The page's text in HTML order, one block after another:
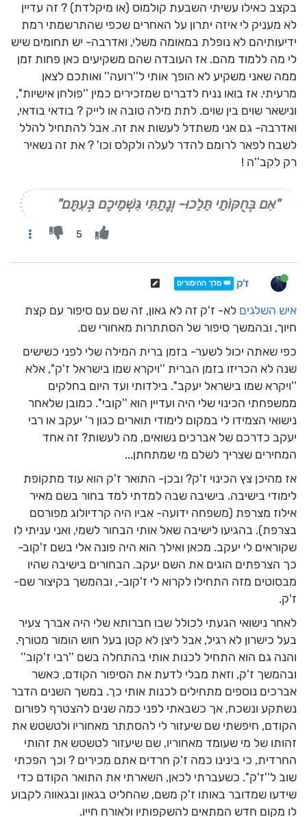
בקצב כאילו עשיתי השבעת קולמוס (או מיקלדת) ? זה עדיין
לא מעניק לי איזה יתרון על האחרים שכפי שהתרשמתי רמת
ידיעותיהם לא נופלת במאומה משלי, ואדרבה- יש תחומים שיש
לי מה ללמוד מהם. אז העובדה שהם משקיעים כאן פחות זמן
ממה שאני משקיע לא הופך אותי ל''רועה'' ואותכם לצאן
מרעיתי. אז בואו נניח לדברים שמזכירים כמין ''פולחן אישיות'',
ונישאר שוים בין שוים. לתת מילה טובה או לייק ? בודאי בודאי,
ואדרבה- גם אני משתדל לעשות את זה. אבל להתחיל להלל
לשבח לפאר לרומם להדר לעלה ולקלס וכו' ? את זה נשאיר
רק לקב''ה !
"אִם בְּחֻקּוֹתַי תֵּלֵכוּ- וְנָתַתִּי גִּשְׁמֵיכֶם בְּעִתָּם"
5
ז'ק 👑 מלך ההימורים
איש השלגים לא- ז'ק זה לא גאון, זה שם עם סיפור עם קצת
חיוך, ובהמשך סיפור של הסתתרות מאחורי שם.
כפי שאתה יכול לשער- בזמן ברית המילה שלי לפני כשישים
שנה לא הכריזו בזמן הברית ''ויקרא שמו בישראל ז'ק'', אלא
''ויקרא שמו בישראל יעקב''. בילדותי ועד היום בחלקים
ממשפחתי הכינוי שלי היה ועדיין הוא ''קובי''. כמובן שלאחר
נישואי הצמידו לי במקום לימודי תוארים כגון ר' יעקב או רבי
יעקב כדרכם של אברכים נשואים, מה לעשות? זה אחד
המחירים שצריך לשלם מי שמתחתן...
אז מהיכן צץ הכינוי ז'ק? ובכן- התואר ז'ק הוא עוד מתקופת
לימודי בישיבה. בישיבה שבה למדתי למד בחור בשם מאיר
אילוז מצרפת (משפחה ידועה- אביו היה קרדיולוג מפורסם
בצרפת). בהגיעו לישיבה שאל אותי הבחור לשמי, ואני עניתי לו
שקוראים לי יעקב. מכאן ואילך הוא היה פונה אלי בשם ז'קוב-
כך הצרפתים הוגים את השם יעקב. הבחורים בישיבה שהיו
מבסוטים מזה התחילו לקרוא לי ז'קוב-, ובהמשך בקיצור שם-
ז'ק.
לאחר נישואי הגעתי לכולל שבו חברותא שלי היה אברך צעיר
בעל כישרון לא רגיל, אבל ליצן לא קטן בעל חוש הומור מטורף.
והנה גם הוא התחיל לכנות אותי בהתחלה בשם ''רבי ז'קוב''
ובהמשך ז'ק, וזאת מבלי לדעת את הסיפור הקודם, כאשר
אברכים נוספים מתחילים לכנות אותי כך. במשך השנים הדבר
נשתקע ונשכח, אך כשבאתי לפני כמה שנים להצטרף לפורום
הקודם, חיפשתי שם שיעזור לי להסתתר מאחוריו ולטשטש את
זהותו של מי שעומד מאחוריו, שם שיעזור לטשטש את זהותי
החרדית, כי בינינו כמה ז'ק חרדים אתם מכירים ? וכך הפכתי
שוב ל''ז'ק''. כשעברתי לכאן, השארתי את התואר הקודם כדי
שידעו שמדובר באותו ז'ק משם, שהחליט בגאון ובגאווה לקבוע
לו מקום חדש המתאים להשקפותיו ולאורח חייו.